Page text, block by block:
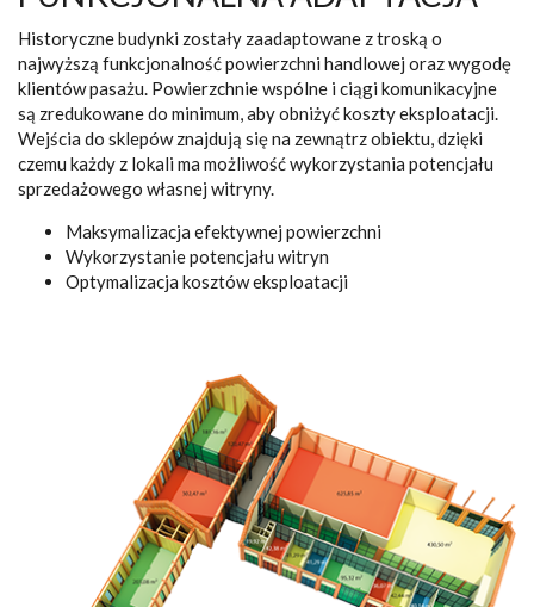
Historyczne budynki zostały zaadaptowane z troską o
najwyższą funkcjonalność powierzchni handlowej oraz wygodę
klientów pasażu. Powierzchnie wspólne i ciągi komunikacyjne
są zredukowane do minimum, aby obniżyć koszty eksploatacji.
Wejścia do sklepów znajdują się na zewnątrz obiektu, dzięki
czemu każdy z lokali ma możliwość wykorzystania potencjału
sprzedażowego własnej witryny.
Maksymalizacja efektywnej powierzchni
Wykorzystanie potencjału witryn
Optymalizacja kosztów eksploatacji